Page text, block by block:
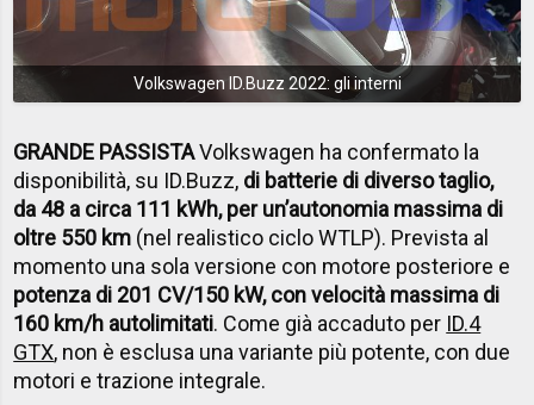
Volkswagen ID.Buzz 2022: gli interni
GRANDE PASSISTAVolkswagen ha confermato la
disponibilità, su ID.Buzz, di batterie di diverso taglio,
da 48 a circa 111 kWh, per un’autonomia massima di
oltre 550 km (nel realistico ciclo WTLP). Prevista al
momento una sola versione con motore posteriore e
potenza di 201 CV/150 kW, con velocità massima di
160 km/h autolimitati. Come già accaduto per ID.4
GTX, non è esclusa una variante più potente, con due
motori e trazione integrale.